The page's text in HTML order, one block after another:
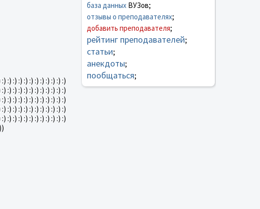
:) :) :) :) :) :) :) :) :) :) :)
:) :) :) :) :) :) :) :) :) :) :)
:) :) :) :) :) :) :) :) :) :) :)
:) :) :) :) :) :) :) :) :) :) :)
:) :) :) :) :) :) :) :) :) :) :)
база данныхВУЗов;
отзывы о преподавателях;
добавить преподавателя;
рейтинг преподавателей;
статьи;
анекдоты;
пообщаться;